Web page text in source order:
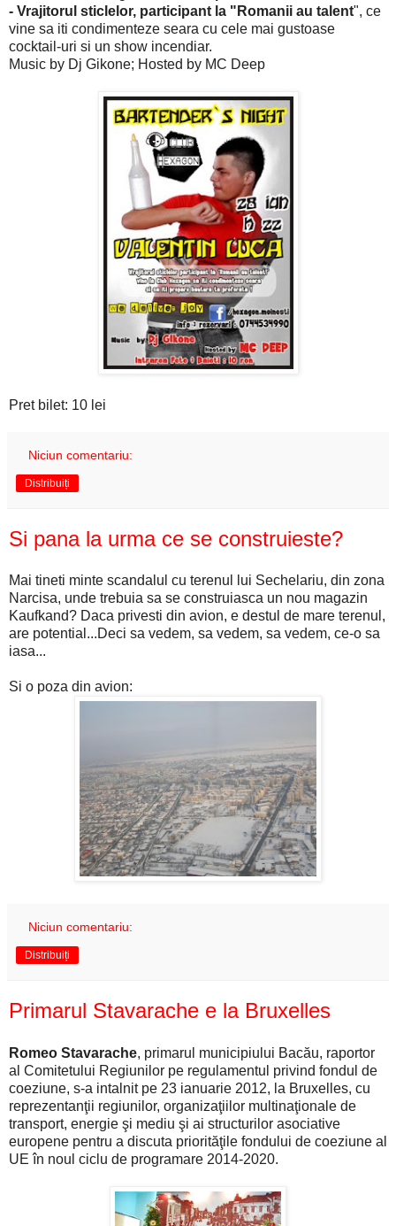
- Vrajitorul sticlelor, participant la "Romanii au talent", ce
vine sa iti condimenteze seara cu cele mai gustoase
cocktail-uri si un show incendiar.
Music by Dj Gikone; Hosted by MC Deep
Pret bilet: 10 lei
Niciun comentariu:
Distribuiți
Si pana la urma ce se construieste?
Mai tineti minte scandalul cu terenul lui Sechelariu, din zona
Narcisa, unde trebuia sa se construiasca un nou magazin
Kaufkand? Daca privesti din avion, e destul de mare terenul,
are potential...Deci sa vedem, sa vedem, sa vedem, ce-o sa
iasa...
Si o poza din avion:
Niciun comentariu:
Distribuiți
Primarul Stavarache e la Bruxelles
Romeo Stavarache, primarul municipiului Bacău, raportor
al Comitetului Regiunilor pe regulamentul privind fondul de
coeziune, s-a intalnit pe 23 ianuarie 2012, la Bruxelles, cu
reprezentanţii regiunilor, organizaţiilor multinaţionale de
transport, energie şi mediu şi ai structurilor asociative
europene pentru a discuta priorităţile fondului de coeziune al
UE în noul ciclu de programare 2014-2020.